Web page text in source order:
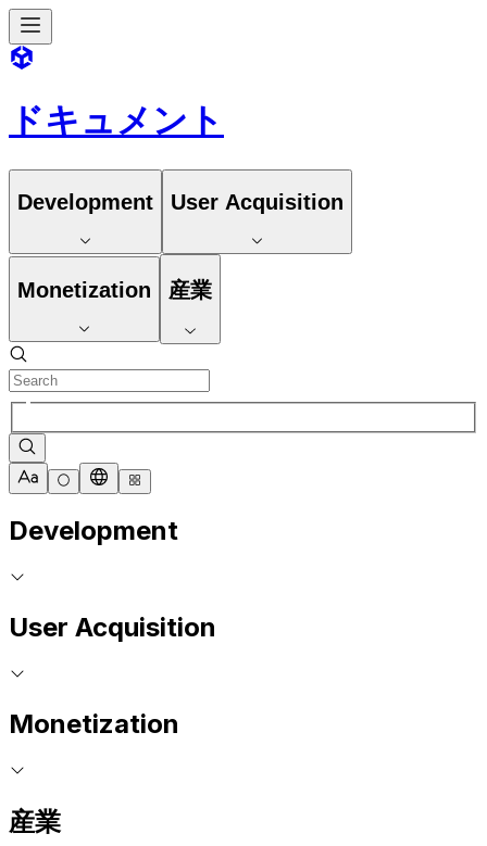
ドキュメント
Development User Acquisition
Monetization 産業
Development
User Acquisition
Monetization
産業